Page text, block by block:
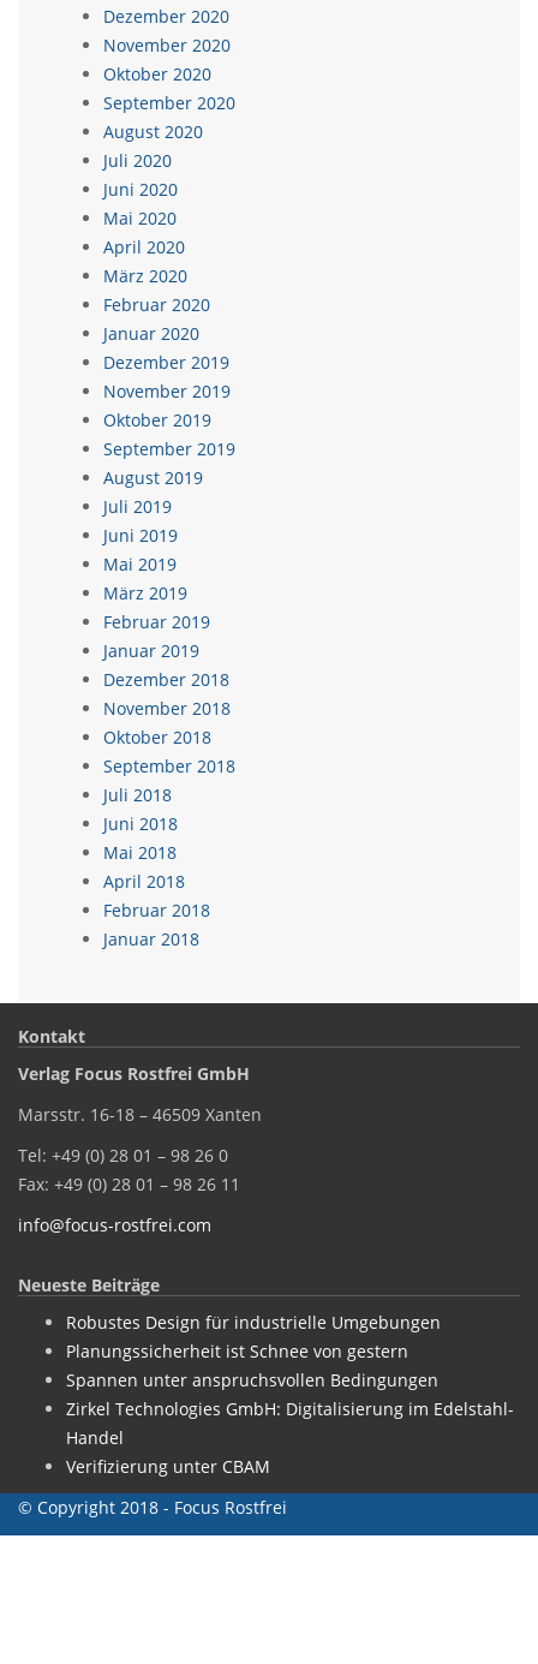
Dezember 2020
November 2020
Oktober 2020
September 2020
August 2020
Juli 2020
Juni 2020
Mai 2020
April 2020
März 2020
Februar 2020
Januar 2020
Dezember 2019
November 2019
Oktober 2019
September 2019
August 2019
Juli 2019
Juni 2019
Mai 2019
März 2019
Februar 2019
Januar 2019
Dezember 2018
November 2018
Oktober 2018
September 2018
Juli 2018
Juni 2018
Mai 2018
April 2018
Februar 2018
Januar 2018
Kontakt
Verlag Focus Rostfrei GmbH
Marsstr. 16-18 – 46509 Xanten
Tel: +49 (0) 28 01 – 98 26 0
Fax: +49 (0) 28 01 – 98 26 11
info@focus-rostfrei.com
Neueste Beiträge
Robustes Design für industrielle Umgebungen
Planungssicherheit ist Schnee von gestern
Spannen unter anspruchsvollen Bedingungen
Zirkel Technologies GmbH: Digitalisierung im Edelstahl-
Handel
Verifizierung unter CBAM
© Copyright 2018 - Focus Rostfrei